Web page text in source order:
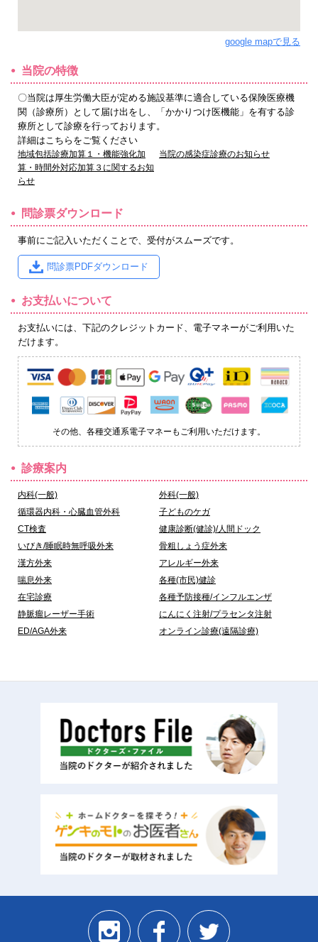
google mapで見る
当院の特徴
〇当院は厚生労働大臣が定める施設基準に適合している保険医療機
関（診療所）として届け出をし、「かかりつけ医機能」を有する診
療所として診療を行っております。
詳細はこちらをご覧ください
地域包括診療加算１・機能強化加
算・時間外対応加算３に関するお知
らせ
当院の感染症診療のお知らせ
問診票ダウンロード
事前にご記入いただくことで、受付がスムーズです。
問診票PDFダウンロード
お支払いについて
お支払いには、下記のクレジットカード、電子マネーがご利用いた
だけます。
その他、各種交通系電子マネーもご利用いただけます。
診療案内
内科(一般)
外科(一般)
循環器内科・心臓血管外科
子どものケガ
CT検査
健康診断(健診)/人間ドック
いびき/睡眠時無呼吸外来
骨粗しょう症外来
漢方外来
アレルギー外来
喘息外来
各種(市民)健診
在宅診療
各種予防接種/インフルエンザ
静脈瘤レーザー手術
にんにく注射/プラセンタ注射
ED/AGA外来
オンライン診療(遠隔診療)